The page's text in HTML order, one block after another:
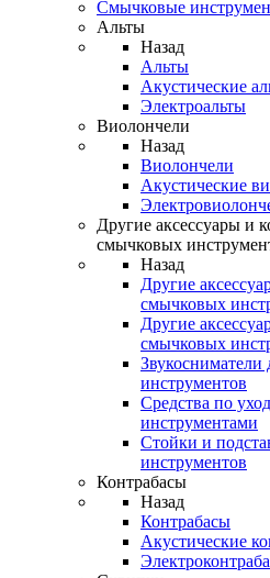
Смычковые
Альты
Назад
Альты
Акустические
Электроальты
Виолончели
Назад
Виолончели
Акустические
Другие аксессуары и
смычковых
Назад
Другие
смычковых
Другие
смычковых
инструментов
Средства по
инструментами
Стойки и
инструментов
Контрабасы
Назад
Контрабасы
Акустические